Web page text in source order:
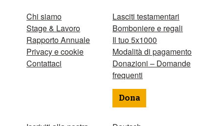
Chi siamo
Stage & Lavoro
Rapporto Annuale
Privacy e cookie
Contattaci
Lasciti testamentari
Bomboniere e regali
Il tuo 5x1000
Modalità di pagamento
Donazioni – Domande
frequenti
Dona